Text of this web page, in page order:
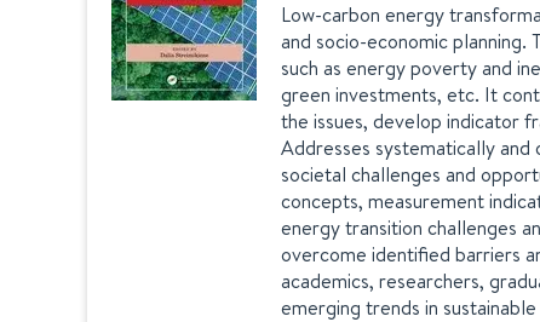
Low-carbon energy
and socio-economic planning.
such as energy poverty and
green investments, etc. It
the issues, develop indicator
Addresses systematically and
societal challenges and
concepts, measurement
energy transition challenges
overcome identified barriers
academics, researchers,
emerging trends in